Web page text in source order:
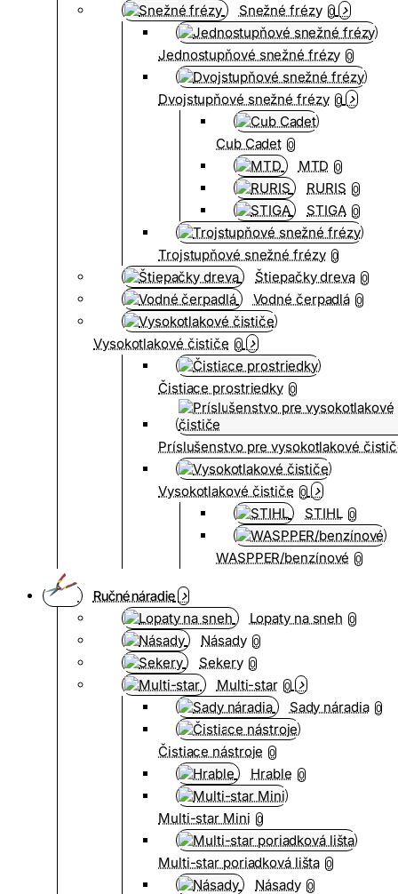
Snežné frézy 0
Jednostupňové snežné frézy 0
Dvojstupňové snežné frézy 0
Cub Cadet 0
MTD 0
RURIS 0
STIGA 0
Trojstupňové snežné frézy 0
Štiepačky dreva 0
Vodné čerpadlá 0
Vysokotlakové čističe 0
Čistiace prostriedky 0
Príslušenstvo pre vysokotlakové
Vysokotlakové čističe 0
STIHL 0
WASPPER/benzínové 0
Ručné náradie
Lopaty na sneh 0
Násady 0
Sekery 0
Multi-star 0
Sady náradia 0
Čistiace nástroje 0
Hrable 0
Multi-star Mini 0
Multi-star poriadková lišta 0
Násady 0